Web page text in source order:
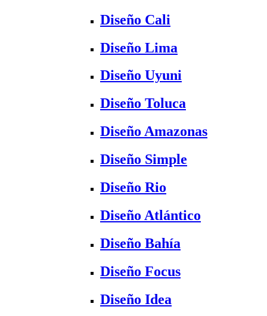
Diseño Cali
Diseño Lima
Diseño Uyuni
Diseño Toluca
Diseño Amazonas
Diseño Simple
Diseño Rio
Diseño Atlántico
Diseño Bahía
Diseño Focus
Diseño Idea